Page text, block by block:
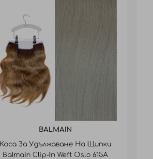
BALMAIN
Коса За Удължаване На Щипки
Balmain Clip-In Weft Oslo 615A